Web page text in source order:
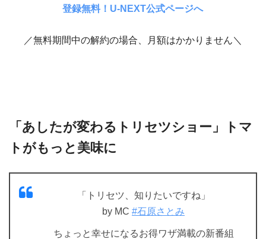
登録無料！U-NEXT公式ページへ
／無料期間中の解約の場合、月額はかかりません＼
「あしたが変わるトリセツショー」トマ
トがもっと美味に
「トリセツ、知りたいですね」
by MC #石原さとみ
ちょっと幸せになるお得ワザ満載の新番組